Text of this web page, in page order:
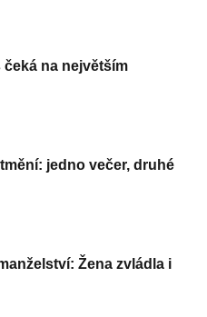
čeká na největším
jedno večer, druhé
Žena zvládla i